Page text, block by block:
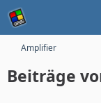
Amplifier
Beiträge